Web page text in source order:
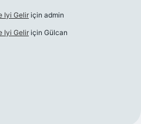
Iyi Gelir için admin
Iyi Gelir için Gülcan